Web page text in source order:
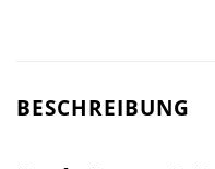
BESCHREIBUNG